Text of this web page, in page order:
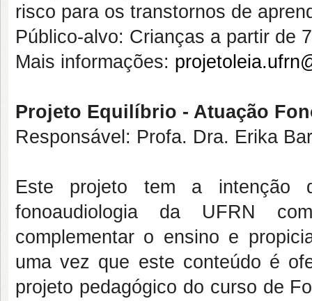
risco para os transtornos de
Público-alvo: Crianças a partir de
Mais informações:
Projeto Equilíbrio - Atuação
Responsável: Profa. Dra. Erika
Este projeto tem a intenção
fonoaudiologia da UFRN
complementar o ensino e
uma vez que este conteúdo é
projeto pedagógico do curso de